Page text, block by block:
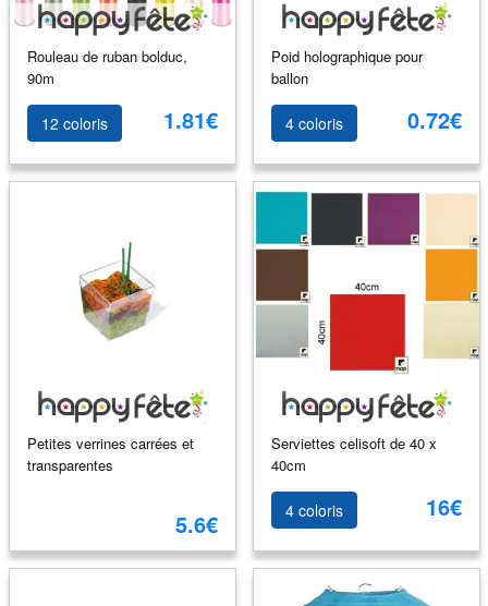
Rouleau de ruban bolduc,
90m
12 coloris 1.81€
Poid holographique pour
ballon
4 coloris 0.72€
Petites verrines carrées et
transparentes
5.6€
Serviettes celisoft de 40 x
40cm
4 coloris 16€